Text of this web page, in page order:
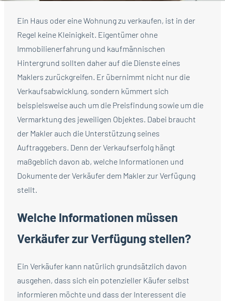
Ein Haus oder eine Wohnung zu verkaufen, ist in der
Regel keine Kleinigkeit. Eigentümer ohne
Immobilienerfahrung und kaufmännischen
Hintergrund sollten daher auf die Dienste eines
Maklers zurückgreifen. Er übernimmt nicht nur die
Verkaufsabwicklung, sondern kümmert sich
beispielsweise auch um die Preisfindung sowie um die
Vermarktung des jeweiligen Objektes. Dabei braucht
der Makler auch die Unterstützung seines
Auftraggebers. Denn der Verkaufserfolg hängt
maßgeblich davon ab, welche Informationen und
Dokumente der Verkäufer dem Makler zur Verfügung
stellt.
Welche Informationen müssen
Verkäufer zur Verfügung stellen?
Ein Verkäufer kann natürlich grundsätzlich davon
ausgehen, dass sich ein potenzieller Käufer selbst
informieren möchte und dass der Interessent die